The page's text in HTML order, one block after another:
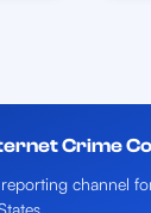
Crime
channel